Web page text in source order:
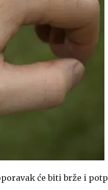
će biti brže i